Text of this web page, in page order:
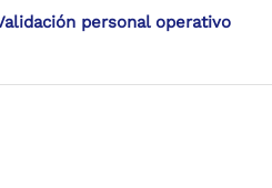
personal operativo